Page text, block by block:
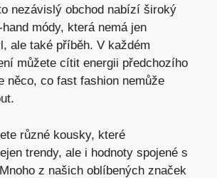
nezávislý obchod nabízí široký
módy, která nemá jen
ale také příběh. V každém
můžete cítit energii předchozího
něco, co fast fashion nemůže
různé kousky, které
trendy, ale i hodnoty spojené s
z našich oblíbených značek